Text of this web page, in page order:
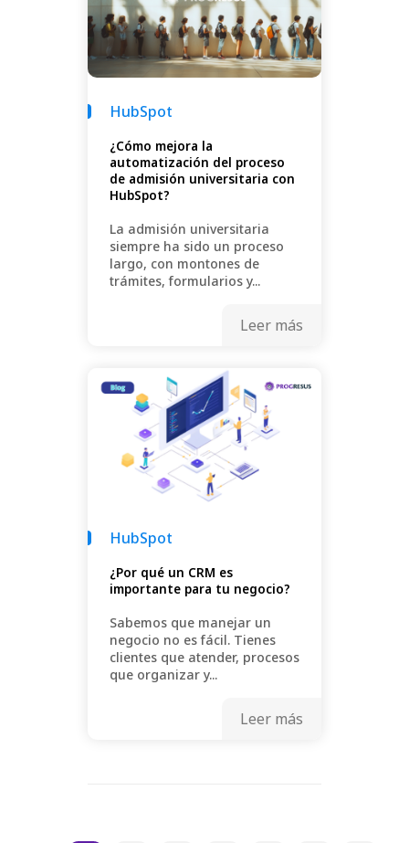
HubSpot
¿Cómo mejora la
automatización del proceso
de admisión universitaria con
HubSpot?
La admisión universitaria
siempre ha sido un proceso
largo, con montones de
trámites, formularios y...
Leer más
HubSpot
¿Por qué un CRM es
importante para tu negocio?
Sabemos que manejar un
negocio no es fácil. Tienes
clientes que atender, procesos
que organizar y...
Leer más